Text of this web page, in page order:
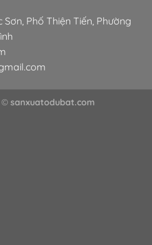
Phố Thiện Tiến, Phường
© sanxuatodubat.com